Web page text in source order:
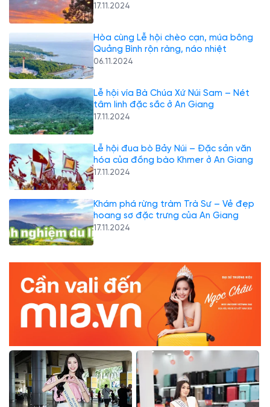
17.11.2024
Hòa cùng Lễ hội chèo cạn, múa bông
Quảng Bình rộn ràng, náo nhiệt
06.11.2024
Lễ hội vía Bà Chúa Xứ Núi Sam – Nét
tâm linh đặc sắc ở An Giang
17.11.2024
Lễ hội đua bò Bảy Núi – Đặc sản văn
hóa của đồng bào Khmer ở An Giang
17.11.2024
Khám phá rừng tràm Trà Sư – Vẻ đẹp
hoang sơ đặc trưng của An Giang
17.11.2024